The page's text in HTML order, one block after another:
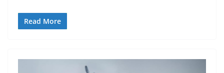
Read More